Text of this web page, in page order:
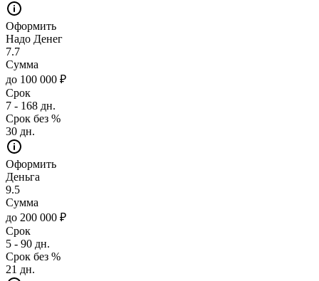
Оформить
Надо Денег
7.7
Сумма
до 100 000 ₽
Срок
7 - 168 дн.
Срок без %
30 дн.
Оформить
Деньга
9.5
Сумма
до 200 000 ₽
Срок
5 - 90 дн.
Срок без %
21 дн.